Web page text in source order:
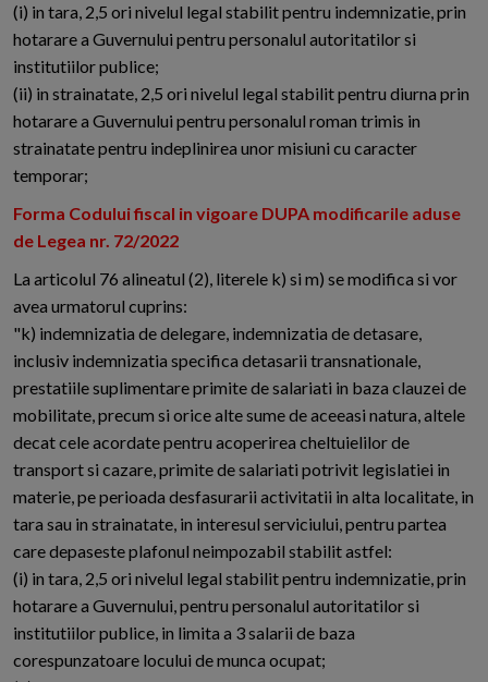
(i) in tara, 2,5 ori nivelul legal stabilit pentru indemnizatie, prin
hotarare a Guvernului pentru personalul autoritatilor si
institutiilor publice;
(ii) in strainatate, 2,5 ori nivelul legal stabilit pentru diurna prin
hotarare a Guvernului pentru personalul roman trimis in
strainatate pentru indeplinirea unor misiuni cu caracter
temporar;
Forma Codului fiscal in vigoare DUPA modificarile aduse
de Legea nr. 72/2022
La articolul 76 alineatul (2), literele k) si m) se modifica si vor
avea urmatorul cuprins:
"k) indemnizatia de delegare, indemnizatia de detasare,
inclusiv indemnizatia specifica detasarii transnationale,
prestatiile suplimentare primite de salariati in baza clauzei de
mobilitate, precum si orice alte sume de aceeasi natura, altele
decat cele acordate pentru acoperirea cheltuielilor de
transport si cazare, primite de salariati potrivit legislatiei in
materie, pe perioada desfasurarii activitatii in alta localitate, in
tara sau in strainatate, in interesul serviciului, pentru partea
care depaseste plafonul neimpozabil stabilit astfel:
(i) in tara, 2,5 ori nivelul legal stabilit pentru indemnizatie, prin
hotarare a Guvernului, pentru personalul autoritatilor si
institutiilor publice, in limita a 3 salarii de baza
corespunzatoare locului de munca ocupat;